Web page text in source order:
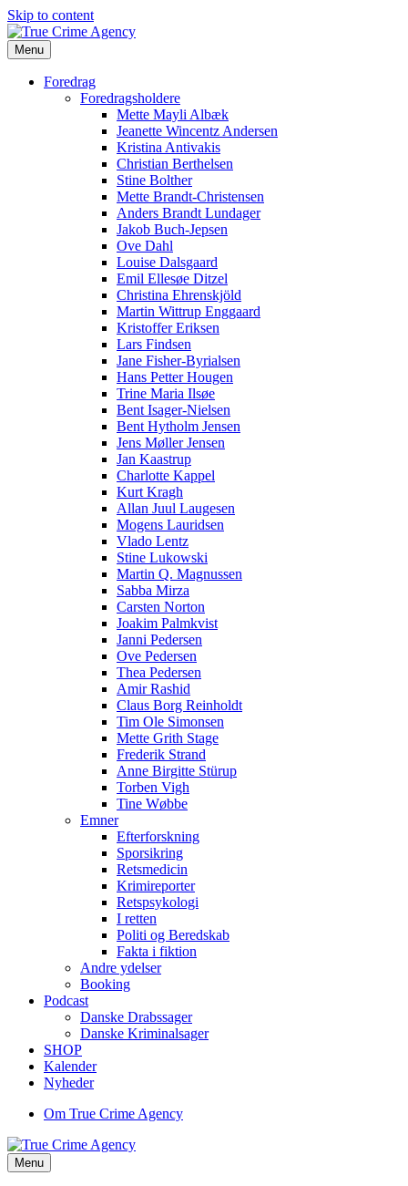
Skip to content
Menu
Foredrag
Foredragsholdere
Mette Mayli Albæk
Jeanette Wincentz Andersen
Kristina Antivakis
Christian Berthelsen
Stine Bolther
Mette Brandt-Christensen
Anders Brandt Lundager
Jakob Buch-Jepsen
Ove Dahl
Louise Dalsgaard
Emil Ellesøe Ditzel
Christina Ehrenskjöld
Martin Wittrup Enggaard
Kristoffer Eriksen
Lars Findsen
Jane Fisher-Byrialsen
Hans Petter Hougen
Trine Maria Ilsøe
Bent Isager-Nielsen
Bent Hytholm Jensen
Jens Møller Jensen
Jan Kaastrup
Charlotte Kappel
Kurt Kragh
Allan Juul Laugesen
Mogens Lauridsen
Vlado Lentz
Stine Lukowski
Martin Q. Magnussen
Sabba Mirza
Carsten Norton
Joakim Palmkvist
Janni Pedersen
Ove Pedersen
Thea Pedersen
Amir Rashid
Claus Borg Reinholdt
Tim Ole Simonsen
Mette Grith Stage
Frederik Strand
Anne Birgitte Stürup
Torben Vigh
Tine Wøbbe
Emner
Efterforskning
Sporsikring
Retsmedicin
Krimireporter
Retspsykologi
I retten
Politi og Beredskab
Fakta i fiktion
Andre ydelser
Booking
Podcast
Danske Drabssager
Danske Kriminalsager
SHOP
Kalender
Nyheder
Om True Crime Agency
Menu